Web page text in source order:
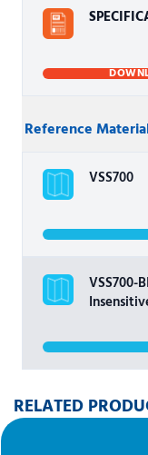
Reference
VSS700
VSS700-
RELATED